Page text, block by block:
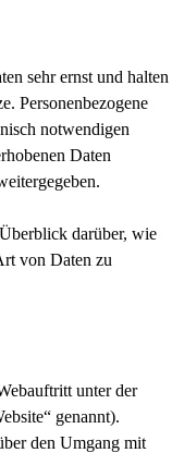
sehr ernst und halten
Personenbezogene
notwendigen
Daten
darüber, wie
von Daten zu
unter der
genannt).
den Umgang mit